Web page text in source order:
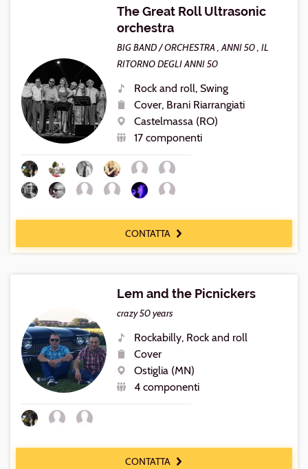
The Great Roll Ultrasonic
orchestra
BIG BAND / ORCHESTRA , ANNI 50 , IL
RITORNO DEGLI ANNI 50
Generi
Rock and roll, Swing
Repertorio
Cover, Brani Riarrangiati
Luogo
Castelmassa (RO)
componenti
17 componenti
CONTATTA
Lem and the Picnickers
crazy 50 years
Generi
Rockabilly, Rock and roll
Repertorio
Cover
Luogo
Ostiglia (MN)
componenti
4 componenti
CONTATTA